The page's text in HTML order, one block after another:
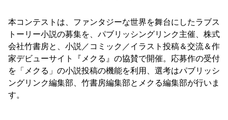
本コンテストは、ファンタジーな世界を舞台にしたラブス
トーリー小説の募集を、パブリッシングリンク主催、株式
会社竹書房と、小説／コミック／イラスト投稿＆交流＆作
家デビューサイト『メクる』の協賛で開催。応募作の受付
を「メクる」の小説投稿の機能を利用、選考はパブリッシ
ングリンク編集部、竹書房編集部とメクる編集部が行いま
す。